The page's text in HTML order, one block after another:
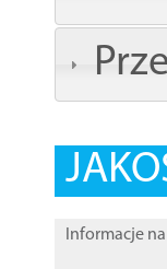
Informacje